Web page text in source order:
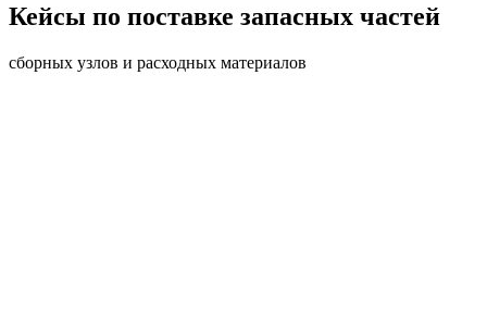
Кейсы по поставке запасных частей
сборных узлов и расходных материалов